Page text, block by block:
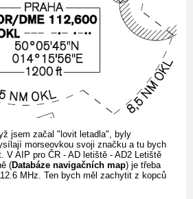
jsem začal "lovit letadla", byly
morseovkou svoji značku a tu bych
V AIP pro ČR - AD letiště - AD2 Letiště
(Databáze navigačních map) je třeba
MHz. Ten bych měl zachytit z kopců